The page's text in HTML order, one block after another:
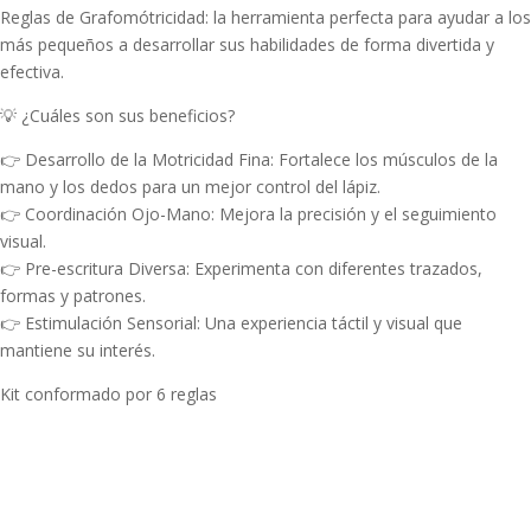
Reglas de Grafomótricidad: la herramienta perfecta para ayudar a los
más pequeños a desarrollar sus habilidades de forma divertida y
efectiva.
💡 ¿Cuáles son sus beneficios?
👉 Desarrollo de la Motricidad Fina: Fortalece los músculos de la
mano y los dedos para un mejor control del lápiz.
👉 Coordinación Ojo-Mano: Mejora la precisión y el seguimiento
visual.
👉 Pre-escritura Diversa: Experimenta con diferentes trazados,
formas y patrones.
👉 Estimulación Sensorial: Una experiencia táctil y visual que
mantiene su interés.
Kit conformado por 6 reglas